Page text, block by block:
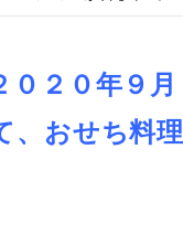
２０年９
おせち料